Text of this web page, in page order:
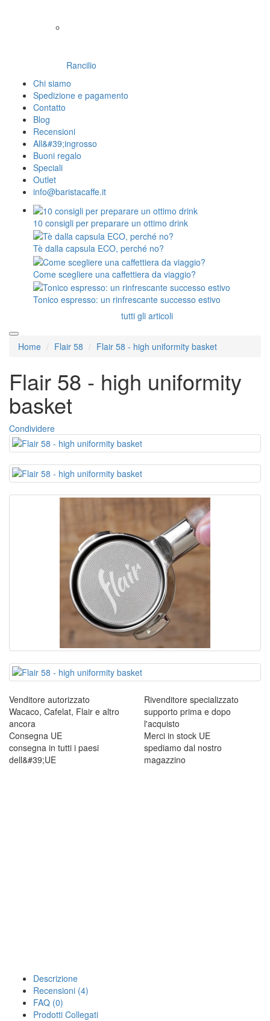
Rancilio
Chi siamo
Spedizione e pagamento
Contatto
Blog
Recensioni
All&#39;ingrosso
Buoni regalo
Speciali
Outlet
info@baristacaffe.it
10 consigli per preparare un ottimo drink
Tè dalla capsula ECO, perché no?
Come scegliere una caffettiera da viaggio?
Tonico espresso: un rinfrescante successo estivo
tutti gli articoli
Home Flair 58 Flair 58 - high uniformity basket
Flair 58 - high uniformity
basket
Condividere
Venditore autorizzato
Wacaco, Cafelat, Flair e altro
ancora
Rivenditore specializzato
supporto prima e dopo
l'acquisto
Consegna UE
consegna in tutti i paesi
dell&#39;UE
Merci in stock UE
spediamo dal nostro
magazzino
Descrizione
Recensioni (4)
FAQ (0)
Prodotti Collegati